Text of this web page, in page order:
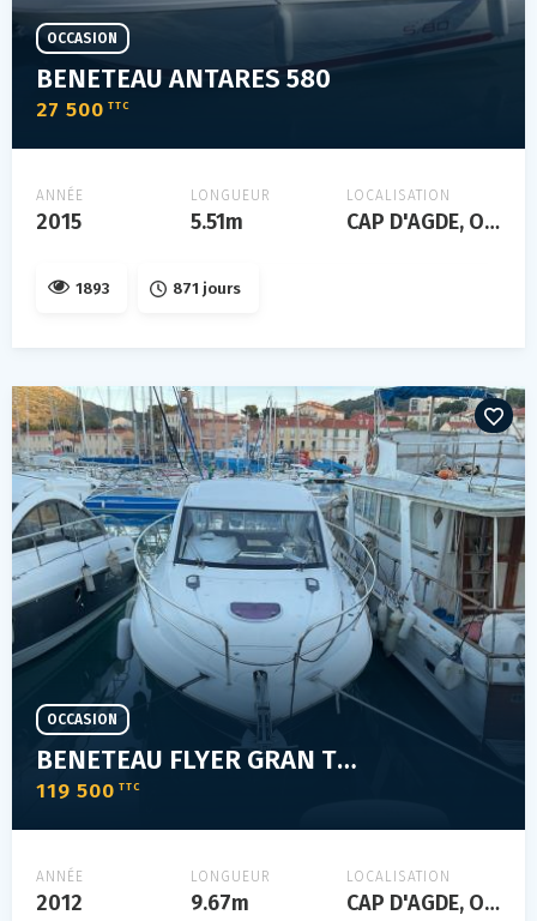
BENETEAU ANTARES 580
27 500 TTC
OCCASION
ANNÉE
2015
LONGUEUR
5.51m
LOCALISATION
CAP D'AGDE, Occitanie, FRANCE
1893 871 jours
BENETEAU FLYER GRAN TURISMO 34
119 500 TTC
OCCASION
ANNÉE
2012
LONGUEUR
9.67m
LOCALISATION
CAP D'AGDE, Occitanie, FRANCE